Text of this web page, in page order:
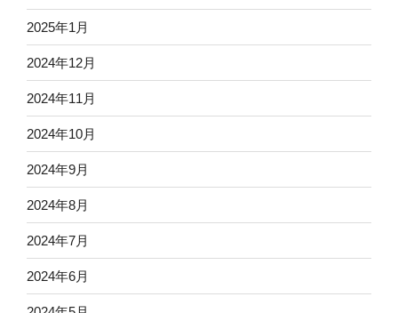
2025年1月
2024年12月
2024年11月
2024年10月
2024年9月
2024年8月
2024年7月
2024年6月